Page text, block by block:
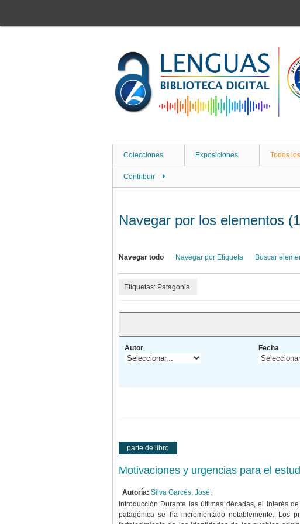
contenido
Colecciones Exposiciones Todos
Contribuir
Navegar por los elementos
Navegar todo Navegar por Etiqueta Buscar
Etiquetas: Patagonia
Autor Fecha
parte de libro
Motivaciones y urgencias para el
Autoría: Silva Garcés, José;
Introducción Durante las últimas décadas, el interés
patagónica se ha incrementado notablemente. Los